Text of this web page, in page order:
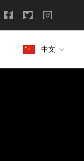
中文